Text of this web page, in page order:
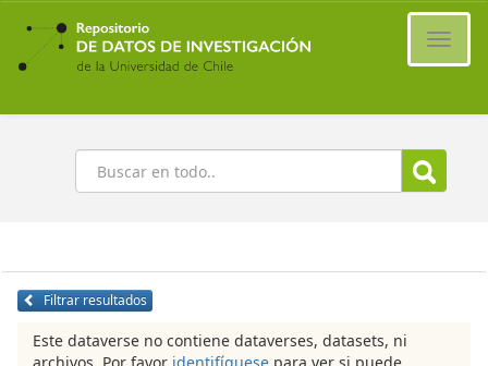
Ir
contenido
principal
Buscar
Filtrar resultados
Este dataverse no contiene dataverses, datasets, ni